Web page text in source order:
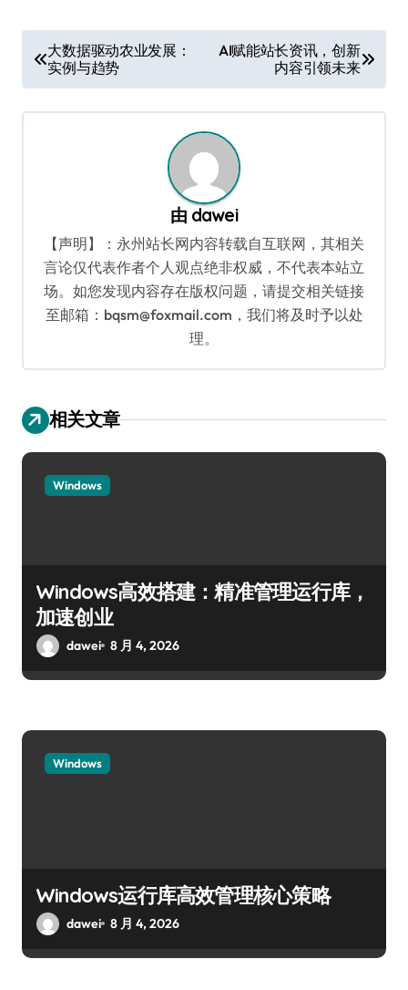
章
导
大数据驱动农业发展：
实例与趋势
AI赋能站长资讯，创新
内容引领未来
由 dawei
【声明】：永州站长网内容转载自互联网，其相关
言论仅代表作者个人观点绝非权威，不代表本站立
场。如您发现内容存在版权问题，请提交相关链接
至邮箱：bqsm@foxmail.com，我们将及时予以处
理。
相关文章
Windows
Windows高效搭建：精准管理运行库，
加速创业
dawei 8 月 4, 2026
Windows
Windows运行库高效管理核心策略
dawei 8 月 4, 2026